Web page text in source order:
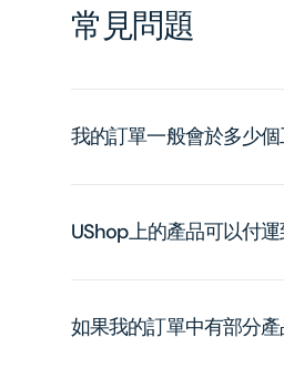
常見問題
我的訂單一般會於多少
UShop上的產品可以付
如果我的訂單中有部分